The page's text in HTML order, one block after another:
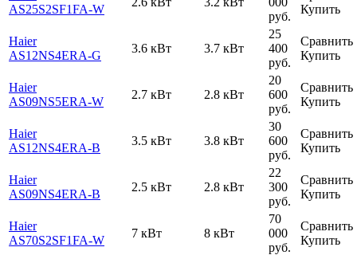
AS25S2SF1FA-W
руб.
Купить
Haier
AS12NS4ERA-G
3.6 кВт 3.7 кВт
25
400
руб.
Сравнить
Купить
Haier
AS09NS5ERA-W
2.7 кВт 2.8 кВт
20
600
руб.
Сравнить
Купить
Haier
AS12NS4ERA-B
3.5 кВт 3.8 кВт
30
600
руб.
Сравнить
Купить
Haier
AS09NS4ERA-B
2.5 кВт 2.8 кВт
22
300
руб.
Сравнить
Купить
Haier
AS70S2SF1FA-W
7 кВт 8 кВт
70
000
руб.
Сравнить
Купить